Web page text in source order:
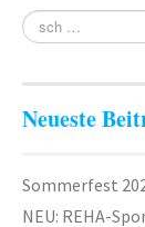
Neueste
Sommerfest
NEU: REHA-